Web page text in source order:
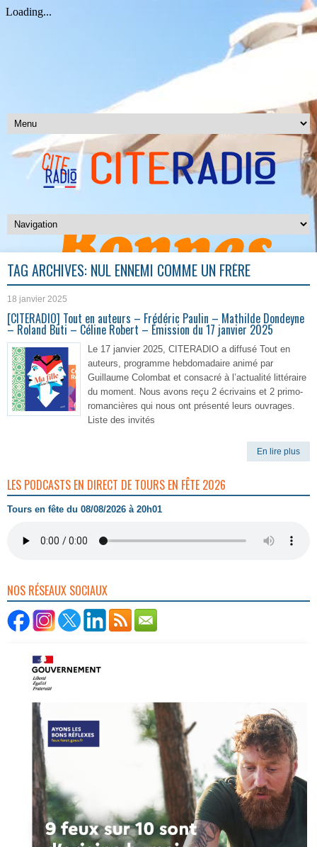
TAG ARCHIVES: NUL ENNEMI COMME UN FRÈRE
18 janvier 2025
[CITERADIO] Tout en auteurs – Frédéric Paulin – Mathilde Dondeyne
– Roland Buti – Céline Robert – Émission du 17 janvier 2025
Le 17 janvier 2025, CITERADIO a diffusé Tout en
auteurs, programme hebdomadaire animé par
Guillaume Colombat et consacré à l’actualité littéraire
du moment. Nous avons reçu 2 écrivains et 2 primo-
romancières qui nous ont présenté leurs ouvrages.
Liste des invités
En lire plus
LES PODCASTS EN DIRECT DE TOURS EN FÊTE 2026
Tours en fête du 08/08/2026 à 20h01
NOS RÉSEAUX SOCIAUX